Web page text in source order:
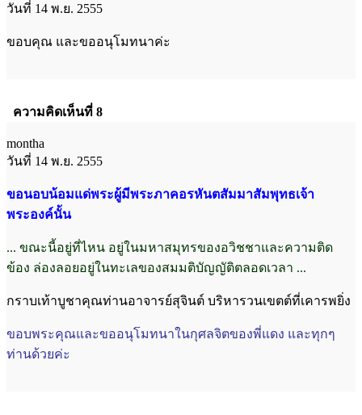
วันที่ 14 พ.ย. 2555
ขอบคุณ และขออนุโมทนาค่ะ
ความคิดเห็นที่ 8
montha
วันที่ 14 พ.ย. 2555
ขอนอบน้อมแด่พระผู้มีพระภาคอรหันตสัมมาสัมพุทธเจ้า
พระองค์นั้น
... ขณะนี้อยู่ที่ไหน อยู่ในมหาสมุทรของอวิชชาและความติด
ข้อง ล่องลอยอยู่ในทะเลของสมมติบัญญัติตลอดเวลา ...
กราบเท้าบูชาคุณท่านอาจารย์สุจินต์ บริหารวนเขตต์ที่เคารพยิ่ง
ขอบพระคุณและขออนุโมทนาในกุศลจิตของพี่แดง และทุกๆ
ท่านด้วยค่ะ